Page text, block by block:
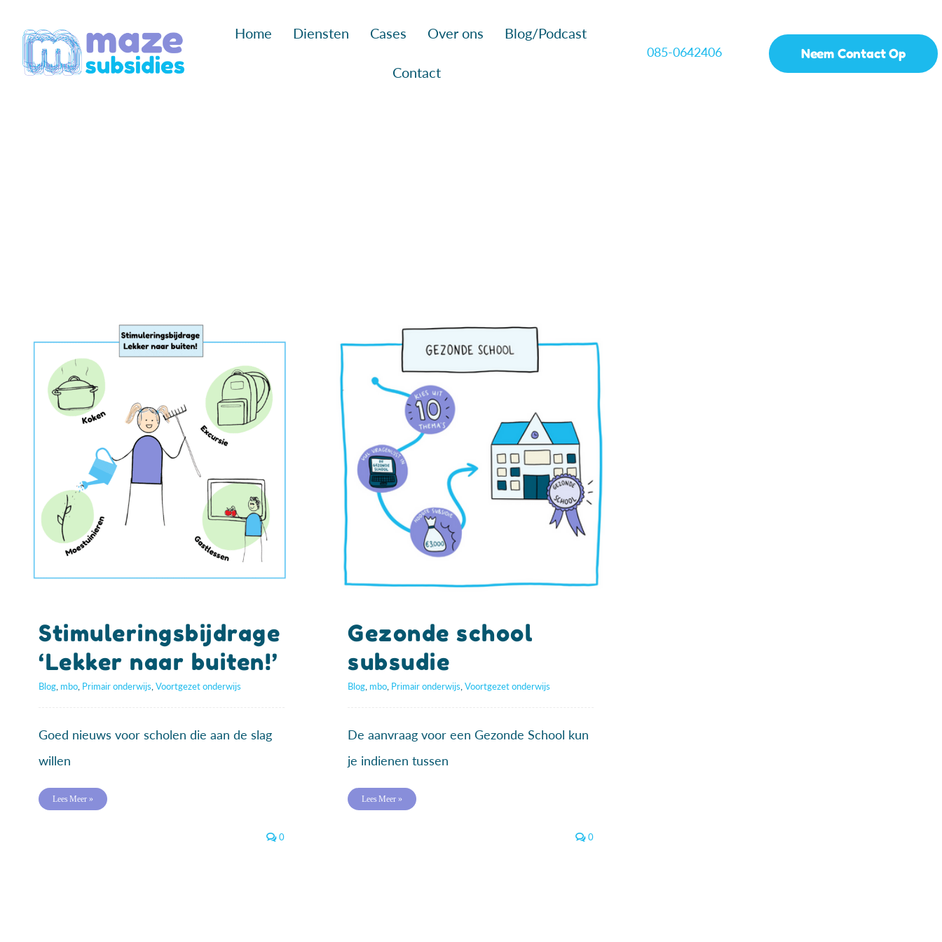
naar
inhoud
Home Diensten Cases Over ons Blog/Podcast
Contact
085-0642406 Neem Contact Op
Stimuleringsbijdrage
‘Lekker naar buiten!’
Blog, mbo, Primair onderwijs,Voortgezet onderwijs
Goed nieuws voor scholen die aan de slag
willen
Lees Meer »
0
Gezonde school
subsudie
Blog, mbo, Primair onderwijs,Voortgezet onderwijs
De aanvraag voor een Gezonde School kun
je indienen tussen
Lees Meer »
0